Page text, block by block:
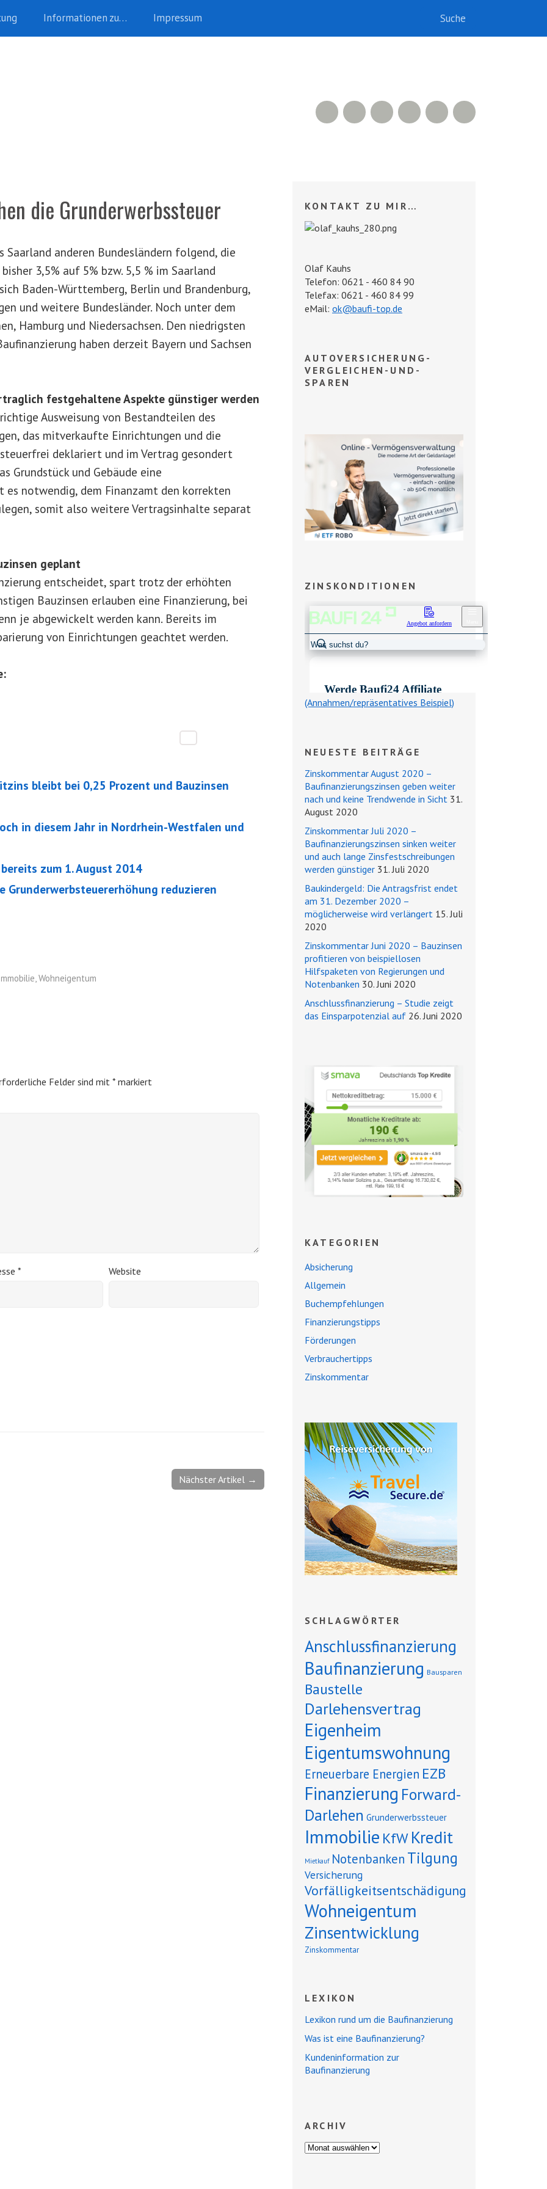
Informationen zu… Impressum
Facebook
500px
LinkedIn
Xing
RSS Feed
die Grunderwerbssteuer
Saarland anderen Bundesländern folgend, die
3,5% auf 5% bzw. 5,5 % im Saarland
Baden-Württemberg, Berlin und Brandenburg,
und weitere Bundesländer. Noch unter dem
Hamburg und Niedersachsen. Den niedrigsten
haben derzeit Bayern und Sachsen
festgehaltene Aspekte günstiger werden
Ausweisung von Bestandteilen des
das mitverkaufte Einrichtungen und die
deklariert und im Vertrag gesondert
Grundstück und Gebäude eine
es notwendig, dem Finanzamt den korrekten
somit also weitere Vertragsinhalte separat
geplant
entscheidet, spart trotz der erhöhten
Bauzinsen erlauben eine Finanzierung, bei
je abgewickelt werden kann. Bereits im
von Einrichtungen geachtet werden.
bleibt bei 0,25 Prozent und Bauzinsen
in diesem Jahr in Nordrhein-Westfalen und
zum 1. August 2014
Grunderwerbsteuererhöhung reduzieren
,Wohneigentum
Felder sind mit * markiert
* Website
Nächster Artikel →
KONTAKT ZU MIR…
Olaf Kauhs
Telefon: 0621 - 460 84 90
Telefax: 0621 - 460 84 99
eMail: ok@baufi-top.de
AUTOVERSICHERUNG-
VERGLEICHEN-UND-
SPAREN
ZINSKONDITIONEN
(Annahmen/repräsentatives Beispiel)
NEUESTE BEITRÄGE
Zinskommentar August 2020 –
Baufinanzierungszinsen geben weiter
nach und keine Trendwende in Sicht 31.
August 2020
Zinskommentar Juli 2020 –
Baufinanzierungszinsen sinken weiter
und auch lange Zinsfestschreibungen
werden günstiger 31. Juli 2020
Baukindergeld: Die Antragsfrist endet
am 31. Dezember 2020 –
möglicherweise wird verlängert 15. Juli
2020
Zinskommentar Juni 2020 – Bauzinsen
profitieren von beispiellosen
Hilfspaketen von Regierungen und
Notenbanken 30. Juni 2020
Anschlussfinanzierung – Studie zeigt
das Einsparpotenzial auf 26. Juni 2020
KATEGORIEN
Absicherung
Allgemein
Buchempfehlungen
Finanzierungstipps
Förderungen
Verbrauchertipps
Zinskommentar
SCHLAGWÖRTER
Anschlussfinanzierung
Baufinanzierung Bausparen
Baustelle
Darlehensvertrag
Eigenheim
Eigentumswohnung
Erneuerbare Energien EZB
Finanzierung Forward-
Darlehen Grunderwerbssteuer
Immobilie KfWKredit
Mietkauf Notenbanken Tilgung
Versicherung
Vorfälligkeitsentschädigung
Wohneigentum
Zinsentwicklung
Zinskommentar
LEXIKON
Lexikon rund um die Baufinanzierung
Was ist eine Baufinanzierung?
Kundeninformation zur
Baufinanzierung
ARCHIV